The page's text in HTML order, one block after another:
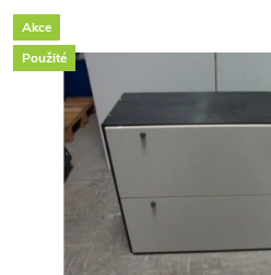
Akce
Použité